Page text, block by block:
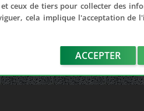
ceux de tiers pour collecter des
cela implique l'acceptation
ACCEPTER